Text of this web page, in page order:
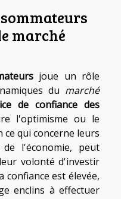
marché
joue un rôle
du marché
de confiance des
l'optimisme ou le
ce qui concerne leurs
l'économie, peut
volonté d'investir
confiance est élevée,
enclins à effectuer